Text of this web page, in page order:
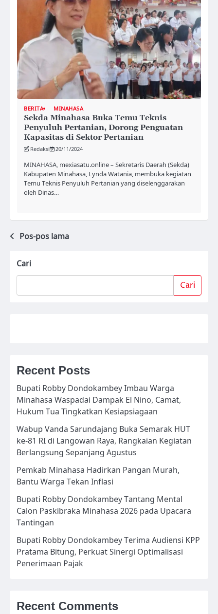
BERITA MINAHASA
Sekda Minahasa Buka Temu Teknis
Penyuluh Pertanian, Dorong Penguatan
Kapasitas di Sektor Pertanian
Redaksi 20/11/2024
MINAHASA, mexiasatu.online – Sekretaris Daerah (Sekda)
Kabupaten Minahasa, Lynda Watania, membuka kegiatan
Temu Teknis Penyuluh Pertanian yang diselenggarakan
oleh Dinas…
Navigasi
Pos-pos lama
Cari
Cari
Recent Posts
Bupati Robby Dondokambey Imbau Warga
Minahasa Waspadai Dampak El Nino, Camat,
Hukum Tua Tingkatkan Kesiapsiagaan
Wabup Vanda Sarundajang Buka Semarak HUT
ke-81 RI di Langowan Raya, Rangkaian Kegiatan
Berlangsung Sepanjang Agustus
Pemkab Minahasa Hadirkan Pangan Murah,
Bantu Warga Tekan Inflasi
Bupati Robby Dondokambey Tantang Mental
Calon Paskibraka Minahasa 2026 pada Upacara
Tantingan
Bupati Robby Dondokambey Terima Audiensi KPP
Pratama Bitung, Perkuat Sinergi Optimalisasi
Penerimaan Pajak
Recent Comments